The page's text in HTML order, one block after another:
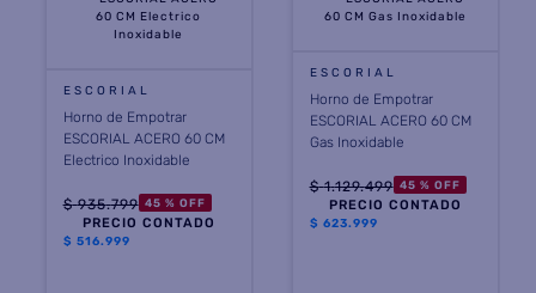
ESCORIAL
Horno de Empotrar
ESCORIAL ACERO 60 CM
Electrico Inoxidable
$ 935.799 45 % OFF
PRECIO CONTADO
$ 516.999
ESCORIAL
Horno de Empotrar
ESCORIAL ACERO 60 CM
Gas Inoxidable
$ 1.129.499 45 % OFF
PRECIO CONTADO
$ 623.999
. placard